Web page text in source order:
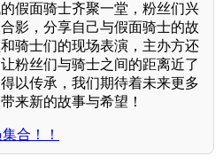
假面骑士齐聚一堂，粉丝们兴
影，分享自己与假面骑士的故
骑士们的现场表演，主办方还
粉丝们与骑士之间的距离近了
以传承，我们期待着未来更多
来新的故事与希望！
合！！